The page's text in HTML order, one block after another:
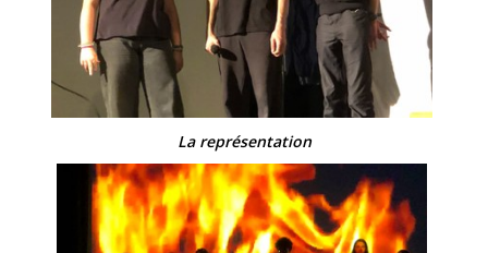
La représentation